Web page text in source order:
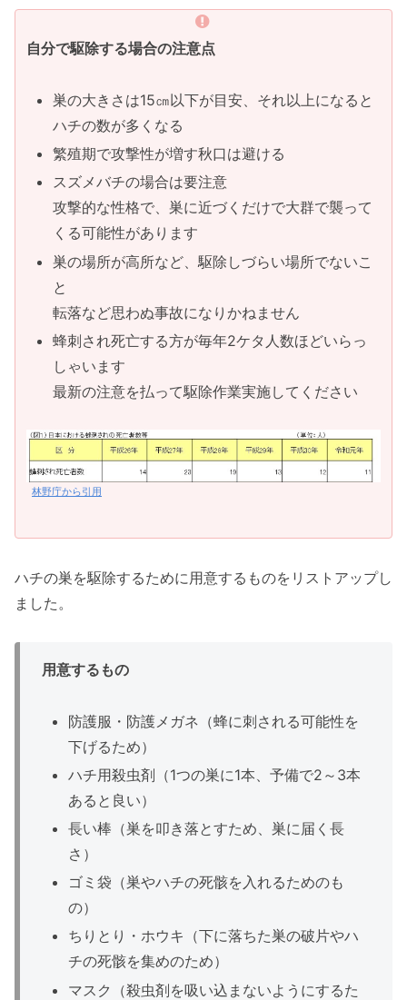
自分で駆除する場合の注意点
巣の大きさは15㎝以下が目安、それ以上になると
ハチの数が多くなる
繁殖期で攻撃性が増す秋口は避ける
スズメバチの場合は要注意
攻撃的な性格で、巣に近づくだけで大群で襲って
くる可能性があります
巣の場所が高所など、駆除しづらい場所でないこ
と
転落など思わぬ事故になりかねません
蜂刺され死亡する方が毎年2ケタ人数ほどいらっ
しゃいます
最新の注意を払って駆除作業実施してください
林野庁から引用
ハチの巣を駆除するために用意するものをリストアップし
ました。
用意するもの
防護服・防護メガネ（蜂に刺される可能性を
下げるため）
ハチ用殺虫剤（1つの巣に1本、予備で2～3本
あると良い）
長い棒（巣を叩き落とすため、巣に届く長
さ）
ゴミ袋（巣やハチの死骸を入れるためのも
の）
ちりとり・ホウキ（下に落ちた巣の破片やハ
チの死骸を集めのため）
マスク（殺虫剤を吸い込まないようにするた